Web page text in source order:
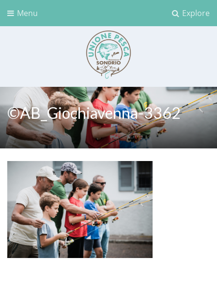
Explore
Menu
Unione Pesca Sondrio
©AB_Giochiavenna-3362